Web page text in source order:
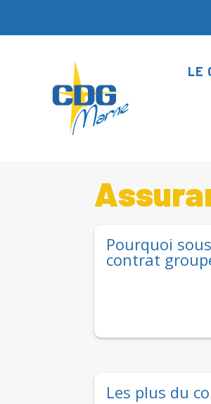
LE
Pourquoi
contrat
Les plus du